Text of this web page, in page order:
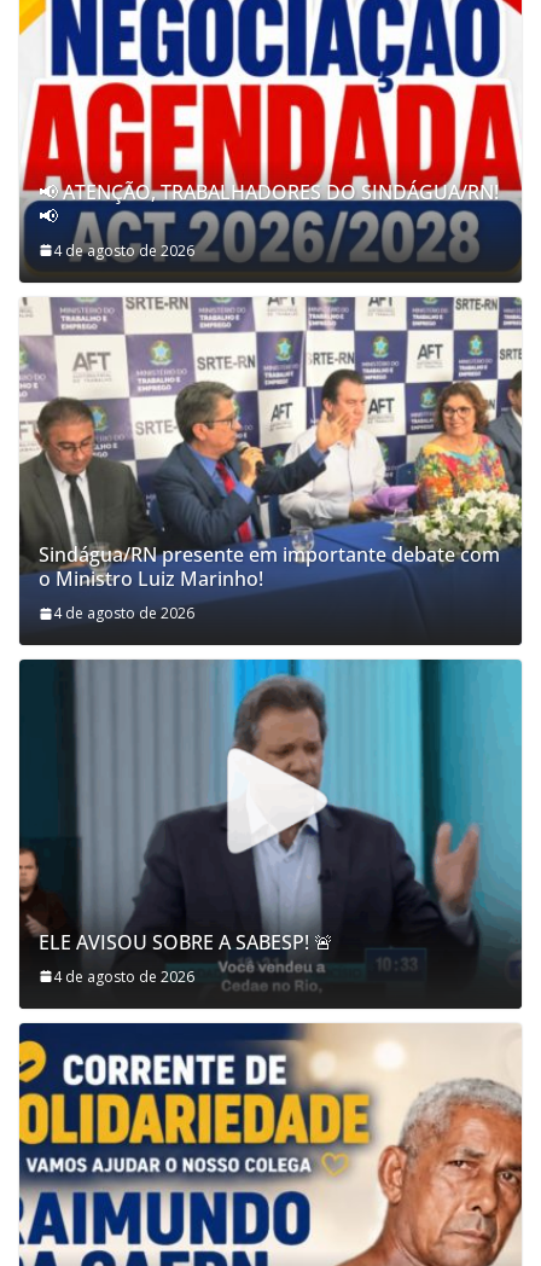
📢 ATENÇÃO, TRABALHADORES DO SINDÁGUA/RN!
📢
4 de agosto de 2026
Sindágua/RN presente em importante debate com
o Ministro Luiz Marinho!
4 de agosto de 2026
ELE AVISOU SOBRE A SABESP! 🚨
4 de agosto de 2026